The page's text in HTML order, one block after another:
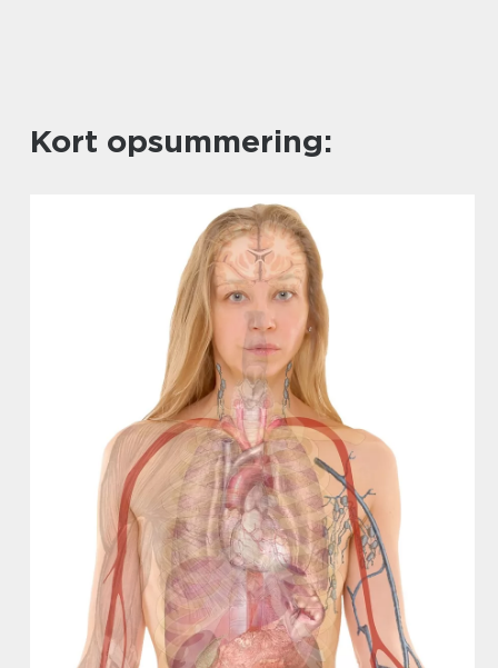
Kort opsummering: